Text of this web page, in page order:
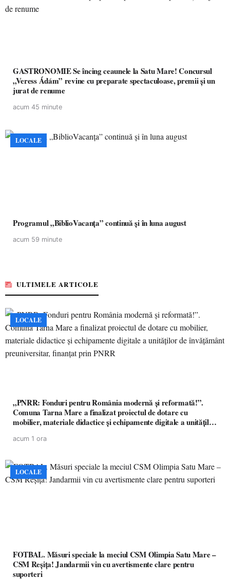
GASTRONOMIE Se încing ceaunele la Satu Mare! Concursul
„Veress Ádám” revine cu preparate spectaculoase, premii și un
jurat de renume
acum 45 minute
LOCALE
Programul „BiblioVacanța” continuă și în luna august
acum 59 minute
ULTIMELE ARTICOLE
LOCALE
„PNRR: Fonduri pentru România modernă și reformată!”.
Comuna Tarna Mare a finalizat proiectul de dotare cu
mobilier, materiale didactice și echipamente digitale a unităților
acum 1 ora
LOCALE
FOTBAL. Măsuri speciale la meciul CSM Olimpia Satu Mare –
CSM Reșița! Jandarmii vin cu avertismente clare pentru
suporteri